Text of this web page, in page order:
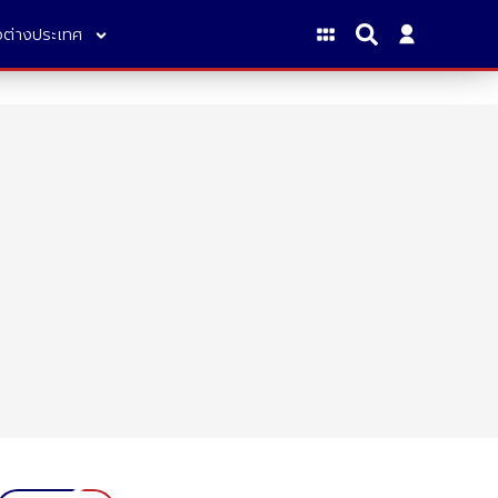
ต่างประเทศ